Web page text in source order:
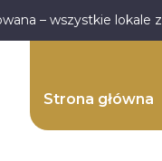
– wszystkie lokale
Strona główna